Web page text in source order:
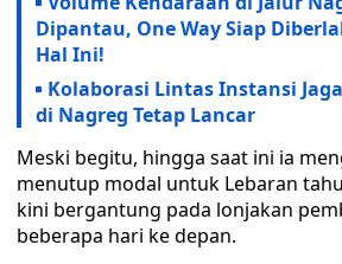
Dipantau, One Way Siap
Hal Ini!
Kolaborasi Lintas Instansi
di Nagreg Tetap Lancar
Meski begitu, hingga saat ini ia
menutup modal untuk Lebaran
kini bergantung pada lonjakan
beberapa hari ke depan.